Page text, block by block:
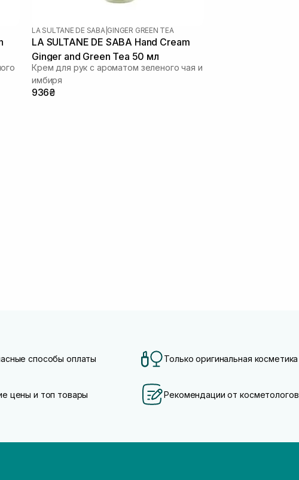
LA SULTANE DE SABA GINGER GREEN TEA
LA SULTANE DE SABA Hand Cream
Ginger and Green Tea 50 мл
Крем для рук с ароматом зеленого чая и
имбиря
936₴
способы оплаты Только оригинальная косметика
цены и топ товары Рекомендации от косметологов